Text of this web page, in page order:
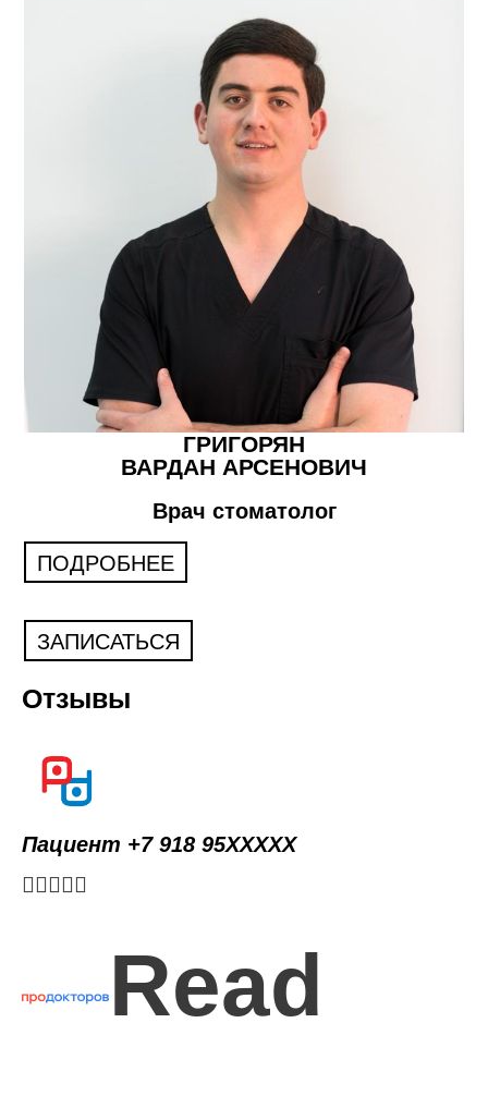
ГРИГОРЯН
ВАРДАН АРСЕНОВИЧ
Врач стоматолог
ПОДРОБНЕЕ
ЗАПИСАТЬСЯ
Отзывы
Пациент +7 918 95XXXXX

Read